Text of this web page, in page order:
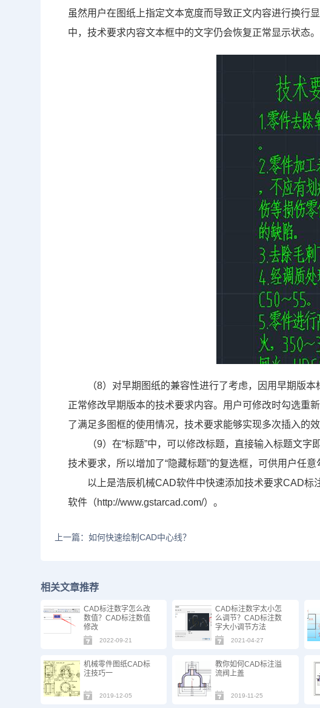
虽然用户在图纸上指定文本宽度而导致正文内容进行换行
中，技术要求内容文本框中的文字仍会恢复正常显示状态。
（8）对早期图纸的兼容性进行了考虑， 因用早期版本
正常修改早期版本的技术要求内容。用户可修改时勾选重
了满足多图框的使用情况，技术要求能够实现多次插入的效
（9）在“标题”中，可以修改标题，直接输入标题文
技术要求，所以增加了“隐藏标题”的复选框，可供用户任意
以上是浩辰机械CAD软件中快速添加技术要求CAD标
软件（http://www.gstarcad.com/）。
上一篇：如何快速绘制CAD中心线？
相关文章推荐
CAD标注数字怎么改
数值？CAD标注数值
修改
2022-09-21
CAD标注数字太小怎
么调节？CAD标注数
字大小调节方法
2021-04-27
机械零件图纸CAD标
注技巧一
2019-12-05
教你如何CAD标注溢
流阀上盖
2019-11-25